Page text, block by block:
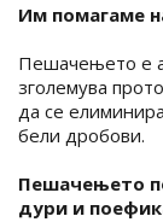
Им помагаме
Пешачењето е
зголемува
да се
бели дробови.
Пешачењето
дури и